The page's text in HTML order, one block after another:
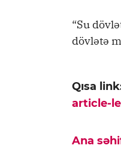
“Su
dövlətə
Qısa
article-
Ana